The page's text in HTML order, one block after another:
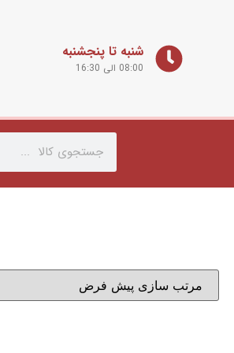
شنبه تا پنجشنبه
08:00 الی 16:30